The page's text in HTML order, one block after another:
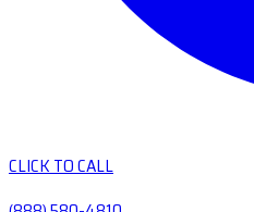
CLICK TO CALL